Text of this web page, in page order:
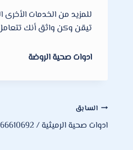
تيقن وكن واثق أنك
ادوات صحية الروضة
تصفّح
المقالات
السابق
ادوات صحية الرميثية / 66610692 / صيانة وتركيب فني صحي داخل الكويت